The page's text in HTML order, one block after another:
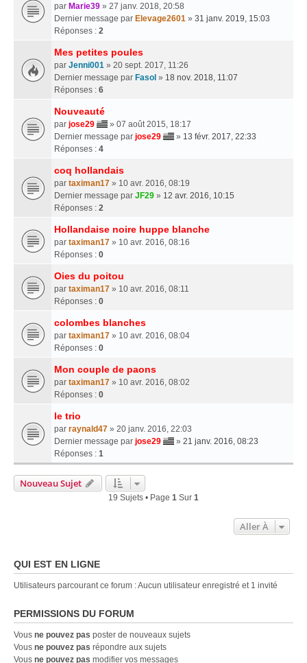
par Marie39 » 27 janv. 2018, 20:58
Dernier message par Elevage2601 » 31 janv. 2019, 15:03
Réponses : 2
Mes petites poules
par Jenni001 » 20 sept. 2017, 11:26
Dernier message par Fasol » 18 nov. 2018, 11:07
Réponses : 6
Nouveauté
par jose29
» 07 août 2015, 18:17
Dernier message par jose29 » 13 févr. 2017, 22:33
Réponses : 4
coq hollandais
par taximan17 » 10 avr. 2016, 08:19
Dernier message par JF29 » 12 avr. 2016, 10:15
Réponses : 2
Hollandaise noire huppe blanche
par taximan17 » 10 avr. 2016, 08:16
Réponses : 0
Oies du poitou
par taximan17 » 10 avr. 2016, 08:11
Réponses : 0
colombes blanches
par taximan17 » 10 avr. 2016, 08:04
Réponses : 0
Mon couple de paons
par taximan17 » 10 avr. 2016, 08:02
Réponses : 0
le trio
par raynald47 » 20 janv. 2016, 22:03
Dernier message par jose29 » 21 janv. 2016, 08:23
Réponses : 1
Nouveau Sujet
19 Sujets • Page 1 Sur 1
Aller À
QUI EST EN LIGNE
Utilisateurs parcourant ce forum : Aucun utilisateur enregistré et 1 invité
PERMISSIONS DU FORUM
Vous ne pouvez pas poster de nouveaux sujets
Vous ne pouvez pas répondre aux sujets
Vous ne pouvez pas modifier vos messages